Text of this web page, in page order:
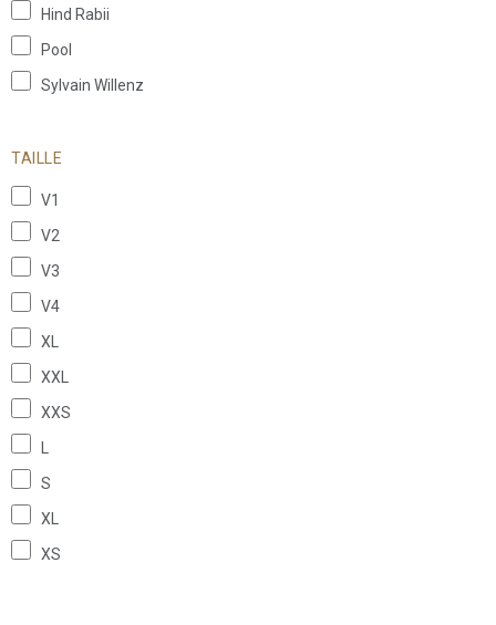
Hind Rabii
Pool
Sylvain Willenz
TAILLE
V1
V2
V3
V4
XL
XXL
XXS
S
XL
XS